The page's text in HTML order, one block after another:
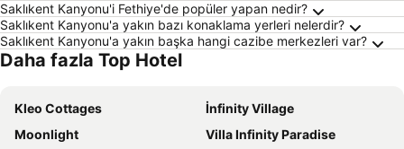
Saklıkent Kanyonu'i Fethiye'de popüler yapan nedir?
Saklıkent Kanyonu'a yakın bazı konaklama yerleri nelerdir?
Saklıkent Kanyonu'a yakın başka hangi cazibe merkezleri var?
Daha fazla Top Hotel
Kleo Cottages
İnfinity Village
Moonlight
Villa Infinity Paradise